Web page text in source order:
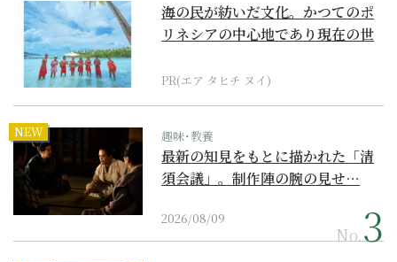
海の民が紡いだ文化。かつてのポ
リネシアの中心地であり現在の世
PR(エア タヒチ ヌイ)
NEW 趣味･教養
最新の知見をもとに描かれた「清
須会議」。制作陣の腕の見せ…
2026/08/09
No.